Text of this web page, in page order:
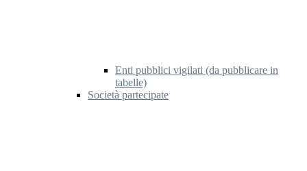
Enti pubblici vigilati (da pubblicare in
tabelle)
Società partecipate